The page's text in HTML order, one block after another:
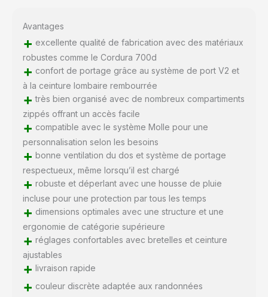
Avantages
+ excellente qualité de fabrication avec des matériaux
robustes comme le Cordura 700d
+ confort de portage grâce au système de port V2 et
à la ceinture lombaire rembourrée
+ très bien organisé avec de nombreux compartiments
zippés offrant un accès facile
+ compatible avec le système Molle pour une
personnalisation selon les besoins
+ bonne ventilation du dos et système de portage
respectueux, même lorsqu’il est chargé
+ robuste et déperlant avec une housse de pluie
incluse pour une protection par tous les temps
+ dimensions optimales avec une structure et une
ergonomie de catégorie supérieure
+ réglages confortables avec bretelles et ceinture
ajustables
+ livraison rapide
+ couleur discrète adaptée aux randonnées